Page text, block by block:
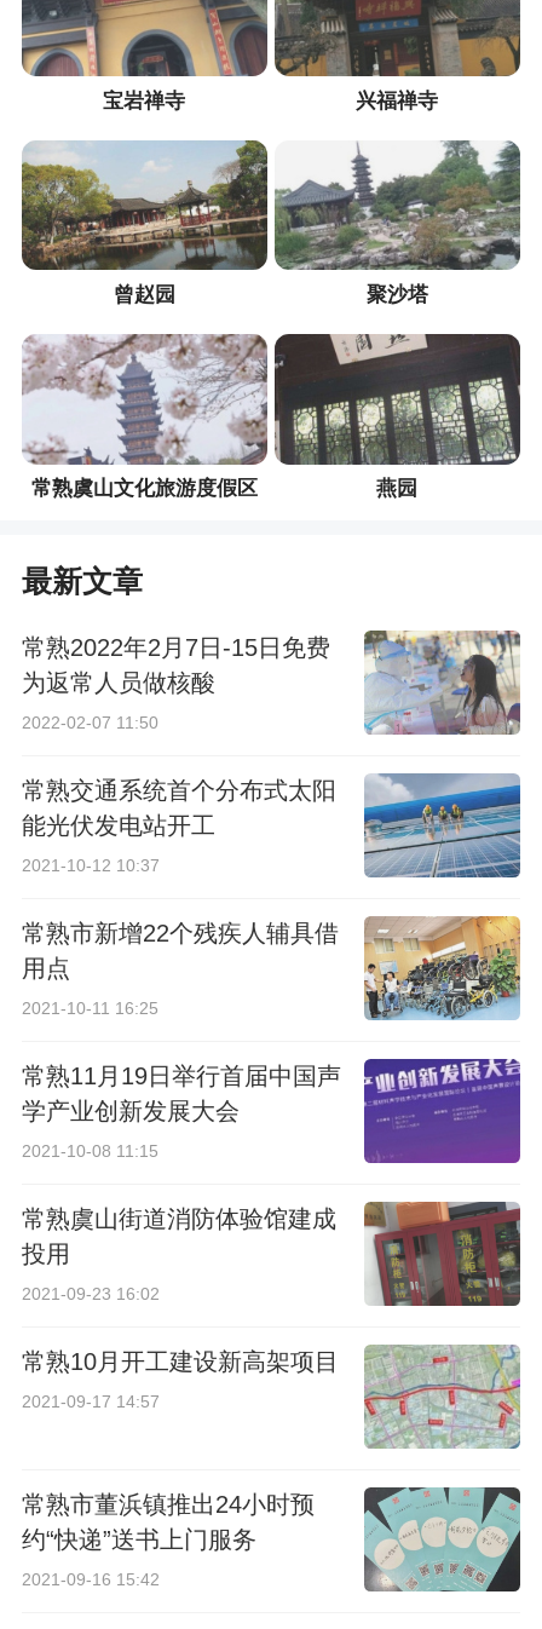
宝岩禅寺 兴福禅寺
曾赵园 聚沙塔
常熟虞山文化旅游度假区 燕园
最新文章
常熟2022年2月7日-15日免费
为返常人员做核酸
2022-02-07 11:50
常熟交通系统首个分布式太阳
能光伏发电站开工
2021-10-12 10:37
常熟市新增22个残疾人辅具借
用点
2021-10-11 16:25
常熟11月19日举行首届中国声
学产业创新发展大会
2021-10-08 11:15
常熟虞山街道消防体验馆建成
投用
2021-09-23 16:02
常熟10月开工建设新高架项目
2021-09-17 14:57
常熟市董浜镇推出24小时预
约“快递”送书上门服务
2021-09-16 15:42